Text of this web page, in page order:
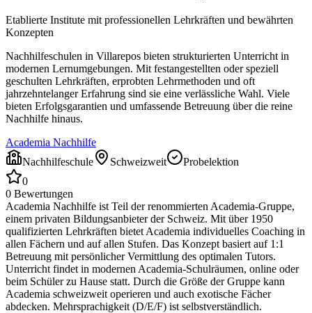
Etablierte Institute mit professionellen Lehrkräften und bewährten
Konzepten
Nachhilfeschulen in Villarepos bieten strukturierten Unterricht in
modernen Lernumgebungen. Mit festangestellten oder speziell
geschulten Lehrkräften, erprobten Lehrmethoden und oft
jahrzehntelanger Erfahrung sind sie eine verlässliche Wahl. Viele
bieten Erfolgsgarantien und umfassende Betreuung über die reine
Nachhilfe hinaus.
Academia Nachhilfe
Nachhilfeschule
Schweizweit
Probelektion
0
0 Bewertungen
Academia Nachhilfe ist Teil der renommierten Academia-Gruppe,
einem privaten Bildungsanbieter der Schweiz. Mit über 1950
qualifizierten Lehrkräften bietet Academia individuelles Coaching in
allen Fächern und auf allen Stufen. Das Konzept basiert auf 1:1
Betreuung mit persönlicher Vermittlung des optimalen Tutors.
Unterricht findet in modernen Academia-Schulräumen, online oder
beim Schüler zu Hause statt. Durch die Größe der Gruppe kann
Academia schweizweit operieren und auch exotische Fächer
abdecken. Mehrsprachigkeit (D/E/F) ist selbstverständlich.